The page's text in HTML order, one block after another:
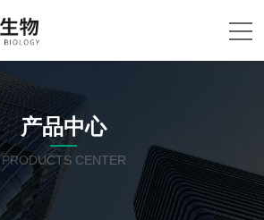
产品中心
PRODUCTS CENTER